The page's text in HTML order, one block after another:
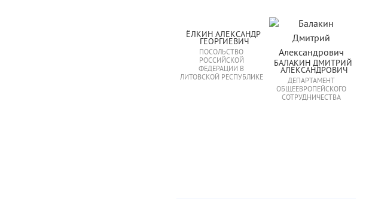
ЁЛКИН АЛЕКСАНДР
ГЕОРГИЕВИЧ
ПОСОЛЬСТВО
РОССИЙСКОЙ
ФЕДЕРАЦИИ В
ЛИТОВСКОЙ РЕСПУБЛИКЕ
БАЛАКИН ДМИТРИЙ
АЛЕКСАНДРОВИЧ
ДЕПАРТАМЕНТ
ОБЩЕЕВРОПЕЙСКОГО
СОТРУДНИЧЕСТВА